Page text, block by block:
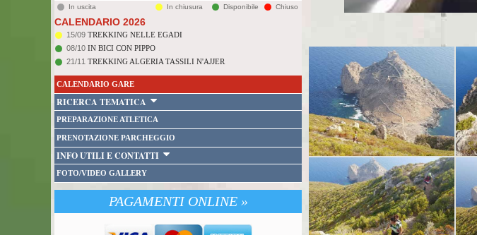
In uscita In chiusura Disponibile Chiuso
CALENDARIO 2026
15/09 TREKKING NELLE EGADI
08/10 IN BICI CON PIPPO
21/11 TREKKING ALGERIA TASSILI N'AJJER
CALENDARIO GARE
RICERCA TEMATICA
PREPARAZIONE ATLETICA
PRENOTAZIONE PARCHEGGIO
INFO UTILI E CONTATTI
FOTO/VIDEO GALLERY
PAGAMENTI ONLINE »